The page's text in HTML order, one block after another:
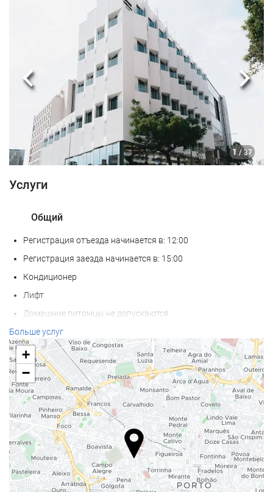
1 / 37
Предыдущий
Услуги
Общий
Регистрация отъезда начинается в: 12:00
Регистрация заезда начинается в: 15:00
Кондиционер
Лифт
Домашние питомцы не допускаются
Велнес
Бар у бассейна
Полотенца для бассейна/пляжа
СПА-салон
Массаж
Косметические услуги
Фитнес-центр
Больше услуг
+
−